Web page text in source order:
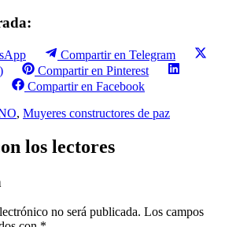
Compartir en Telegram
Compartir en Pinterest
Compartir en Facebook
, Muyeres constructores de paz
los lectores
no será publicada. Los campos